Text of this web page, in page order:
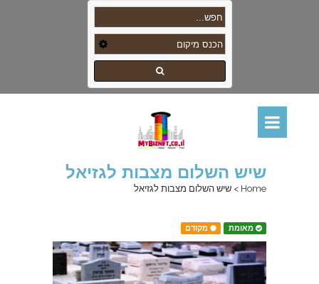
שיש השלום מצבות לגזיאל
Home
> שיש השלום מצבות לגזיאל
מאומת מקודם